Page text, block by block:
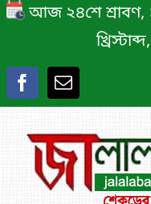
Skip
content
আজ ২৪শে শ্রাবণ,